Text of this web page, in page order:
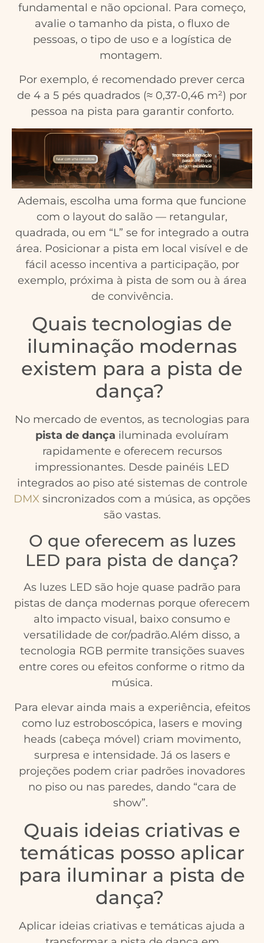
fundamental e não opcional. Para começo,
avalie o tamanho da pista, o fluxo de
pessoas, o tipo de uso e a logística de
montagem.
Por exemplo, é recomendado prever cerca
de 4 a 5 pés quadrados (≈ 0,37-0,46 m²) por
pessoa na pista para garantir conforto.
Ademais, escolha uma forma que funcione
com o layout do salão — retangular,
quadrada, ou em “L” se for integrado a outra
área. Posicionar a pista em local visível e de
fácil acesso incentiva a participação, por
exemplo, próxima à pista de som ou à área
de convivência.
Quais tecnologias de
iluminação modernas
existem para a pista de
dança?
No mercado de eventos, as tecnologias para
pista de dança iluminada evoluíram
rapidamente e oferecem recursos
impressionantes. Desde painéis LED
integrados ao piso até sistemas de controle
DMX sincronizados com a música, as opções
são vastas.
O que oferecem as luzes
LED para pista de dança?
As luzes LED são hoje quase padrão para
pistas de dança modernas porque oferecem
alto impacto visual, baixo consumo e
versatilidade de cor/padrão.Além disso, a
tecnologia RGB permite transições suaves
entre cores ou efeitos conforme o ritmo da
música.
Para elevar ainda mais a experiência, efeitos
como luz estroboscópica, lasers e moving
heads (cabeça móvel) criam movimento,
surpresa e intensidade. Já os lasers e
projeções podem criar padrões inovadores
no piso ou nas paredes, dando “cara de
show”.
Quais ideias criativas e
temáticas posso aplicar
para iluminar a pista de
dança?
Aplicar ideias criativas e temáticas ajuda a